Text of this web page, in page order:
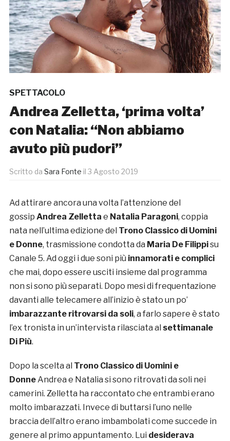
SPETTACOLO
Andrea Zelletta, ‘prima volta’
con Natalia: “Non abbiamo
avuto più pudori”
Scritto da Sara Fonte il 3 Agosto 2019
Ad attirare ancora una volta l’attenzione del
gossip Andrea Zelletta e Natalia Paragoni, coppia
nata nell’ultima edizione del Trono Classico di Uomini
e Donne, trasmissione condotta da Maria De Filippisu
Canale 5. Ad oggi i due soni più innamorati e complici
che mai, dopo essere usciti insieme dal programma
non si sono più separati. Dopo mesi di frequentazione
davanti alle telecamere all’inizio è stato un po’
imbarazzante ritrovarsi da soli, a farlo sapere è stato
l’ex tronista in un’intervista rilasciata al settimanale
Di Più.
Dopo la scelta al Trono Classico di Uomini e
DonneAndrea e Natalia si sono ritrovati da soli nei
camerini. Zelletta ha raccontato che entrambi erano
molto imbarazzati. Invece di buttarsi l’uno nelle
braccia dell’altro erano imbambolati come succede in
genere al primo appuntamento. Lui desiderava